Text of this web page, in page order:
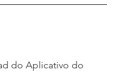
do Aplicativo do